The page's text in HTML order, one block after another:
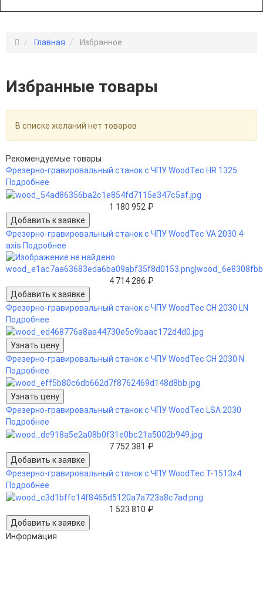
Главная Избранное
Избранные товары
В списке желаний нет товаров
Рекомендуемые товары
Фрезерно-гравировальный станок с ЧПУ WoodTec HR 1325
Подробнее
1 180 952 ₽
Фрезерно-гравировальный станок с ЧПУ WoodTec VA 2030 4-
axis Подробнее
4 714 286 ₽
Фрезерно-гравировальный станок с ЧПУ WoodTec CH 2030 LN
Подробнее
Узнать цену
Фрезерно-гравировальный станок с ЧПУ WoodTec CH 2030 N
Подробнее
Узнать цену
Фрезерно-гравировальный станок с ЧПУ WoodTec LSA 2030
Подробнее
7 752 381 ₽
Фрезерно-гравировальный станок с ЧПУ WoodTec T-1513х4
Подробнее
1 523 810 ₽
Информация